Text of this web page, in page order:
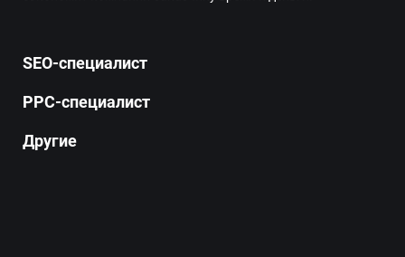
SEO-специалист
PPC-специалист
Другие